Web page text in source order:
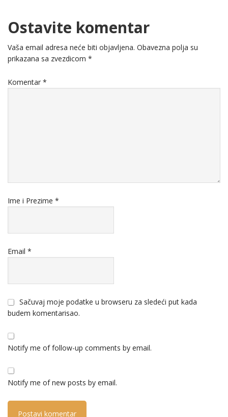
Ostavite komentar
Vaša email adresa neće biti objavljena. Obavezna polja su
prikazana sa zvezdicom *
Komentar *
Ime i Prezime *
Email *
Sačuvaj moje podatke u browseru za sledeći put kada
budem komentarisao.
Notify me of follow-up comments by email.
Notify me of new posts by email.